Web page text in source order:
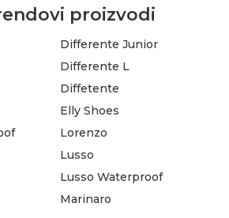
proizvodi
Differente Junior
Differente L
Diffetente
Elly Shoes
Lorenzo
Lusso
Lusso Waterproof
Marinaro